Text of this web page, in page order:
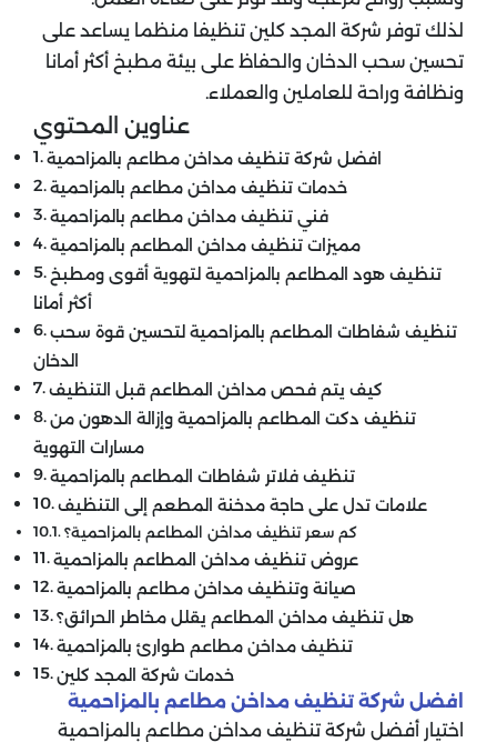
لذلك توفر شركة المجد كلين تنظيفا منظما يساعد على
تحسين سحب الدخان والحفاظ على بيئة مطبخ أكثر أمانا
ونظافة وراحة للعاملين والعملاء.
عناوين المحتوي
افضل شركة تنظيف مداخن مطاعم بالمزاحمية
خدمات تنظيف مداخن مطاعم بالمزاحمية
فني تنظيف مداخن مطاعم بالمزاحمية
مميزات تنظيف مداخن المطاعم بالمزاحمية
تنظيف هود المطاعم بالمزاحمية لتهوية أقوى ومطبخ
أكثر أمانا
تنظيف شفاطات المطاعم بالمزاحمية لتحسين قوة سحب
الدخان
كيف يتم فحص مداخن المطاعم قبل التنظيف
تنظيف دكت المطاعم بالمزاحمية وإزالة الدهون من
مسارات التهوية
تنظيف فلاتر شفاطات المطاعم بالمزاحمية
علامات تدل على حاجة مدخنة المطعم إلى التنظيف
كم سعر تنظيف مداخن المطاعم بالمزاحمية؟
عروض تنظيف مداخن المطاعم بالمزاحمية
صيانة وتنظيف مداخن مطاعم بالمزاحمية
هل تنظيف مداخن المطاعم يقلل مخاطر الحرائق؟
تنظيف مداخن مطاعم طوارئ بالمزاحمية
خدمات شركة المجد كلين
افضل شركة تنظيف مداخن مطاعم بالمزاحمية
اختيار أفضل شركة تنظيف مداخن مطاعم بالمزاحمية